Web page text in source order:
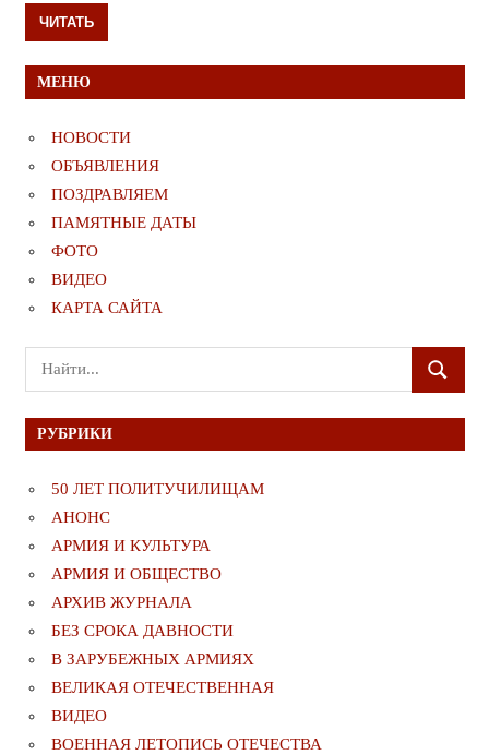
ЧИТАТЬ
МЕНЮ
НОВОСТИ
ОБЪЯВЛЕНИЯ
ПОЗДРАВЛЯЕМ
ПАМЯТНЫЕ ДАТЫ
ФОТО
ВИДЕО
КАРТА САЙТА
Поиск
для:
ПОИСК
РУБРИКИ
50 ЛЕТ ПОЛИТУЧИЛИЩАМ
АНОНС
АРМИЯ И КУЛЬТУРА
АРМИЯ И ОБЩЕСТВО
АРХИВ ЖУРНАЛА
БЕЗ СРОКА ДАВНОСТИ
В ЗАРУБЕЖНЫХ АРМИЯХ
ВЕЛИКАЯ ОТЕЧЕСТВЕННАЯ
ВИДЕО
ВОЕННАЯ ЛЕТОПИСЬ ОТЕЧЕСТВА